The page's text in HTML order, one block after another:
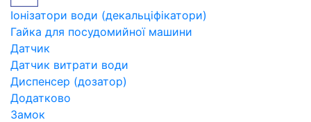
Іонізатори води (декальціфікатори)
Гайка для посудомийної машини
Датчик
Датчик витрати води
Диспенсер (дозатор)
Додатково
Замок